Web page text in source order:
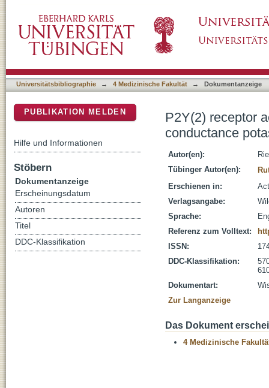
channels and connexin 37
Universitätsbibliographie → 4 Medizinische Fakultät → Dokumentanzeige
P2Y(2) receptor
conductance
Autor(en):
Tübinger Autor(en):
Erschienen in:
Verlagsangabe:
Sprache:
Referenz zum Volltext:
ISSN:
DDC-Klassifikation:
Dokumentart:
Zur Langanzeige
Das Dokument
4 Medizinische
PUBLIKATION MELDEN
Hilfe und Informationen
Stöbern
Dokumentanzeige
Erscheinungsdatum
Autoren
Titel
DDC-Klassifikation